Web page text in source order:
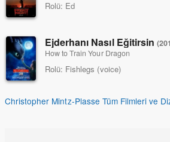
Rolü: Ed
Ejderhanı Nasıl Eğitirsin
How to Train Your Dragon
Rolü: Fishlegs (voice)
Christopher Mintz-Plasse Tüm Filmleri ve